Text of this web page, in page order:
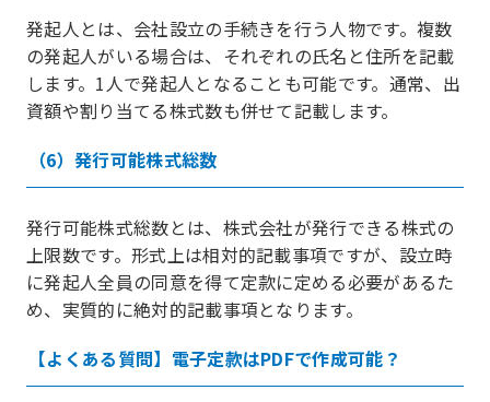
発起人とは、会社設立の手続きを行う人物です。複数
の発起人がいる場合は、それぞれの氏名と住所を記載
します。1人で発起人となることも可能です。通常、出
資額や割り当てる株式数も併せて記載します。
（6）発行可能株式総数
発行可能株式総数とは、株式会社が発行できる株式の
上限数です。形式上は相対的記載事項ですが、設立時
に発起人全員の同意を得て定款に定める必要があるた
め、実質的に絶対的記載事項となります。
【よくある質問】電子定款はPDFで作成可能？